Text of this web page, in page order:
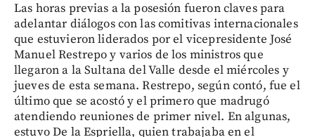
Las horas previas a la posesión fueron claves para
adelantar diálogos con las comitivas internacionales
que estuvieron liderados por el vicepresidente José
Manuel Restrepo y varios de los ministros que
llegaron a la Sultana del Valle desde el miércoles y
jueves de esta semana. Restrepo, según contó, fue el
último que se acostó y el primero que madrugó
atendiendo reuniones de primer nivel. En algunas,
estuvo De la Espriella, quien trabajaba en el